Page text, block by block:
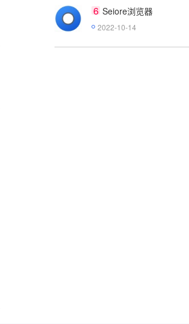
6 Seiore浏览器
2022-10-14